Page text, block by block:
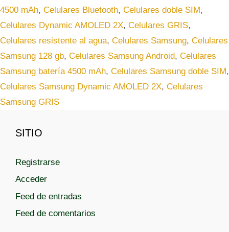
e
g
o
r
í
s
t
q
u
e
t
a
4500 mAh, Celulares Bluetooth, Celulares doble SIM,
Celulares Dynamic AMOLED 2X, Celulares GRIS,
Celulares resistente al agua, Celulares Samsung, Celulares
Samsung 128 gb, Celulares Samsung Android, Celulares
Samsung batería 4500 mAh, Celulares Samsung doble SIM,
Celulares Samsung Dynamic AMOLED 2X, Celulares
Samsung GRIS
SITIO
Registrarse
Acceder
Feed de entradas
Feed de comentarios